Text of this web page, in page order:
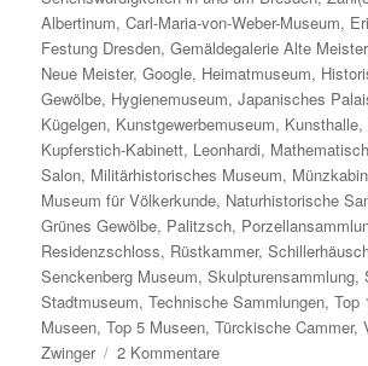
Albertinum,Carl-Maria-von-Weber-Museum,
Festung Dresden,Gemäldegalerie Alte Meister
Neue Meister,Google, Heimatmuseum,
Gewölbe, Hygienemuseum,Japanisches
Kügelgen, Kunstgewerbemuseum, Kunsthalle,
Kupferstich-Kabinett, Leonhardi,
Salon, Militärhistorisches Museum,
Museum für Völkerkunde, Naturhistorische
Grünes Gewölbe, Palitzsch,
Residenzschloss, Rüstkammer,
Senckenberg Museum,Skulpturensammlung,
Stadtmuseum,Technische Sammlungen,Top
Museen,Top 5 Museen,Türckische Cammer,
Zwinger
2 Kommentarezu